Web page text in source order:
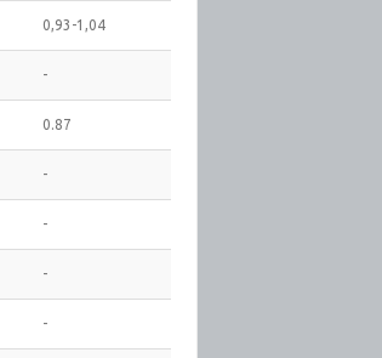
0,93-1,04
-
0.87
-
-
-
-